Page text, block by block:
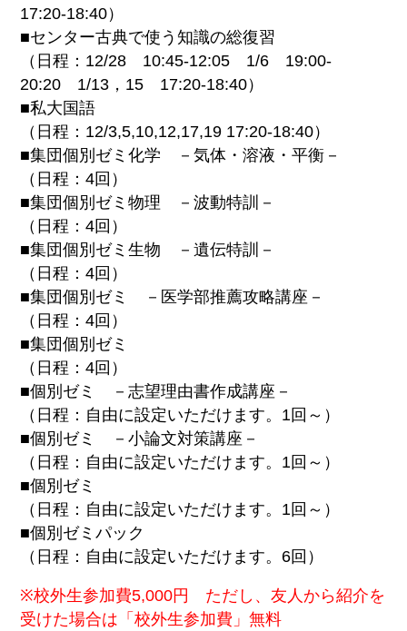
17:20-18:40）
■センター古典で使う知識の総復習
（日程：12/28 10:45-12:05 1/6 19:00-
20:20 1/13，15 17:20-18:40）
■私大国語
（日程：12/3,5,10,12,17,19 17:20-18:40）
■集団個別ゼミ化学 －気体・溶液・平衡－
（日程：4回）
■集団個別ゼミ物理 －波動特訓－
（日程：4回）
■集団個別ゼミ生物 －遺伝特訓－
（日程：4回）
■集団個別ゼミ －医学部推薦攻略講座－
（日程：4回）
■集団個別ゼミ
（日程：4回）
■個別ゼミ －志望理由書作成講座－
（日程：自由に設定いただけます。1回～）
■個別ゼミ －小論文対策講座－
（日程：自由に設定いただけます。1回～）
■個別ゼミ
（日程：自由に設定いただけます。1回～）
■個別ゼミパック
（日程：自由に設定いただけます。6回）
※校外生参加費5,000円 ただし、友人から紹介を
受けた場合は「校外生参加費」無料